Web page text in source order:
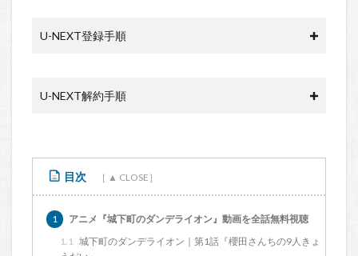
U-NEXT登録手順
U-NEXT解約手順
目次
1
アニメ『城下町のダンデライオン』動画を全話無料視聴
1.1 城下町のダンデライオン｜第1話『櫻田さんちの9人きょ